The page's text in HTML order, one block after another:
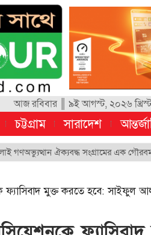
আজ রবিবার ║ ৯ই আগস্ট, ২০২৬
চট্টগ্রাম সারাদেশ
ঐক্যবদ্ধ সংগ্রামের এক গৌরবময় স্মারক:
ফ্যাসিবাদ মুক্ত করতে হবে: সাইফুল